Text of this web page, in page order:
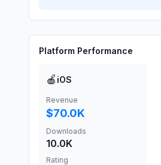
Platform Performance
🍎 iOS
Revenue
$70.0K
Downloads
10.0K
Rating